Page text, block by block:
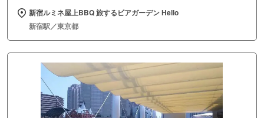
新宿ルミネ屋上BBQ 旅するビアガーデン Hello
新宿駅／東京都